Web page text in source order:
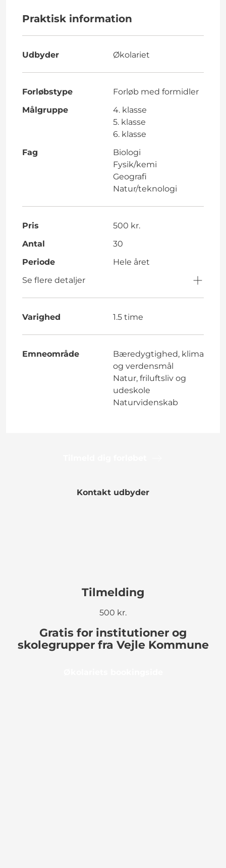
Praktisk information
Udbyder Økolariet
Forløbstype
Forløb med formidler
Målgruppe
4. klasse
5. klasse
6. klasse
Fag
Biologi
Fysik/kemi
Geografi
Natur/teknologi
Pris
500 kr.
Antal
30
Periode
Hele året
Se flere detaljer
Varighed 1.5 time
Emneområde
Bæredygtighed, klima
og verdensmål
Natur, friluftsliv og
udeskole
Naturvidenskab
Kontakt udbyder
Tilmelding
500 kr.
Gratis for institutioner og
skolegrupper fra Vejle Kommune